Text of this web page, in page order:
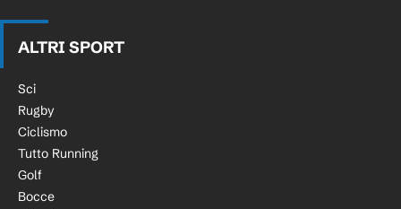
ALTRI SPORT
Sci
Rugby
Ciclismo
Tutto Running
Golf
Bocce